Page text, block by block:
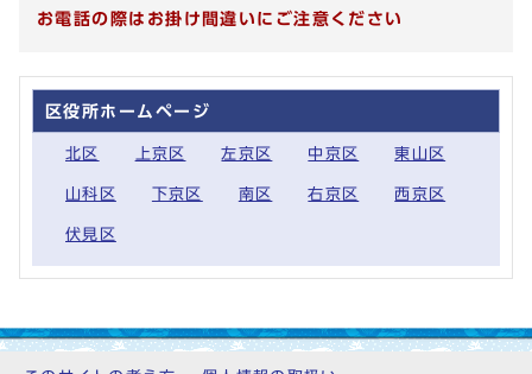
お電話の際はお掛け間違いにご注意ください
区役所ホームページ
北区 上京区 左京区 中京区 東山区
山科区 下京区 南区 右京区 西京区
伏見区